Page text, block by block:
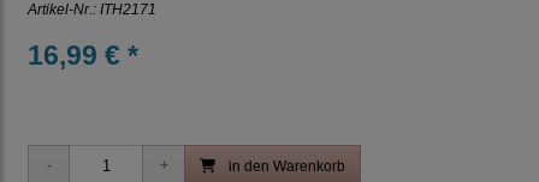
Artikel-Nr.: ITH2171
16,99 € *
in den Warenkorb